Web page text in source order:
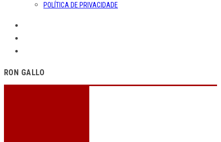
POLÍTICA DE PRIVACIDADE
RON GALLO